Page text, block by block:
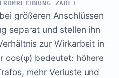
ZÄHLT
größeren Anschlüssen
separat und stellen ihn
zur Wirkarbeit in
cos(φ) bedeutet: höhere
mehr Verluste und